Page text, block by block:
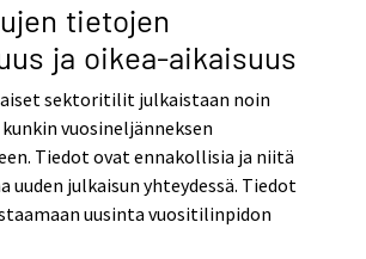
tietojen
ja oikea-aikaisuus
sektoritilit julkaistaan noin
vuosineljänneksen
Tiedot ovat ennakollisia ja niitä
uuden julkaisun yhteydessä. Tiedot
uusinta vuositilinpidon